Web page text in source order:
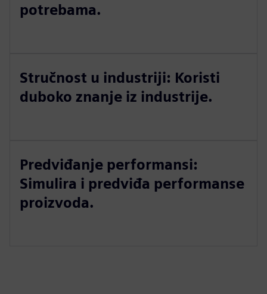
potrebama.
Stručnost u industriji: Koristi
duboko znanje iz industrije.
Predviđanje performansi:
Simulira i predviđa performanse
proizvoda.